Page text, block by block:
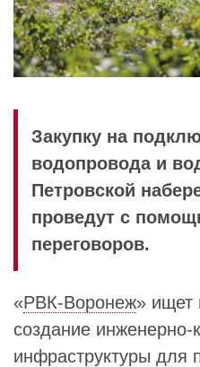
Закупку на
водопровода и
Петровской
проведут с
переговоров.
«РВК-Воронеж» ищет
создание инженерно-
инфраструктуры для